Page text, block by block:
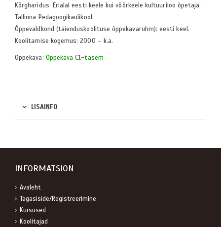
Kõrgharidus: Erialal eesti keele kui võõrkeele kultuuriloo õpetaja ,
Tallinna Pedagoogikaülikool.
Õppevaldkond (täienduskoolituse õppekavarühm): eesti keel.
Koolitamise kogemus: 2000 – k.a.
Õppekava: Õppekava C1-tasem
LISAINFO
INFORMATSION
Avaleht
Tagasiside/Registreerimine
Kursused
Koolitajad